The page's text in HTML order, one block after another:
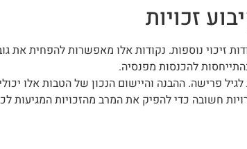
זכויות
זיכוי נוספות. נקודות אלו מאפשרות להפחית את
להכנסות מפנסיה.
פרישה. ההבנה והיישום הנכון של הטבות אלו
חשובה כדי להפיק את המרב מהזכויות המגיעות